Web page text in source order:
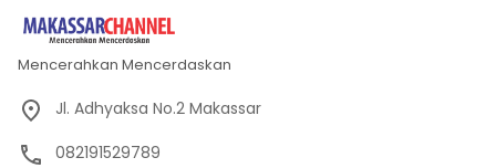
Mencerahkan Mencerdaskan
Jl. Adhyaksa No.2 Makassar
082191529789